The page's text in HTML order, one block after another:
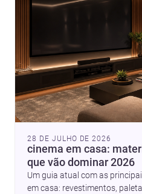
com
28 DE JULHO DE 2026
cinema em casa:
que vão dominar 2026
Um guia atual com as
em casa: revestimentos,